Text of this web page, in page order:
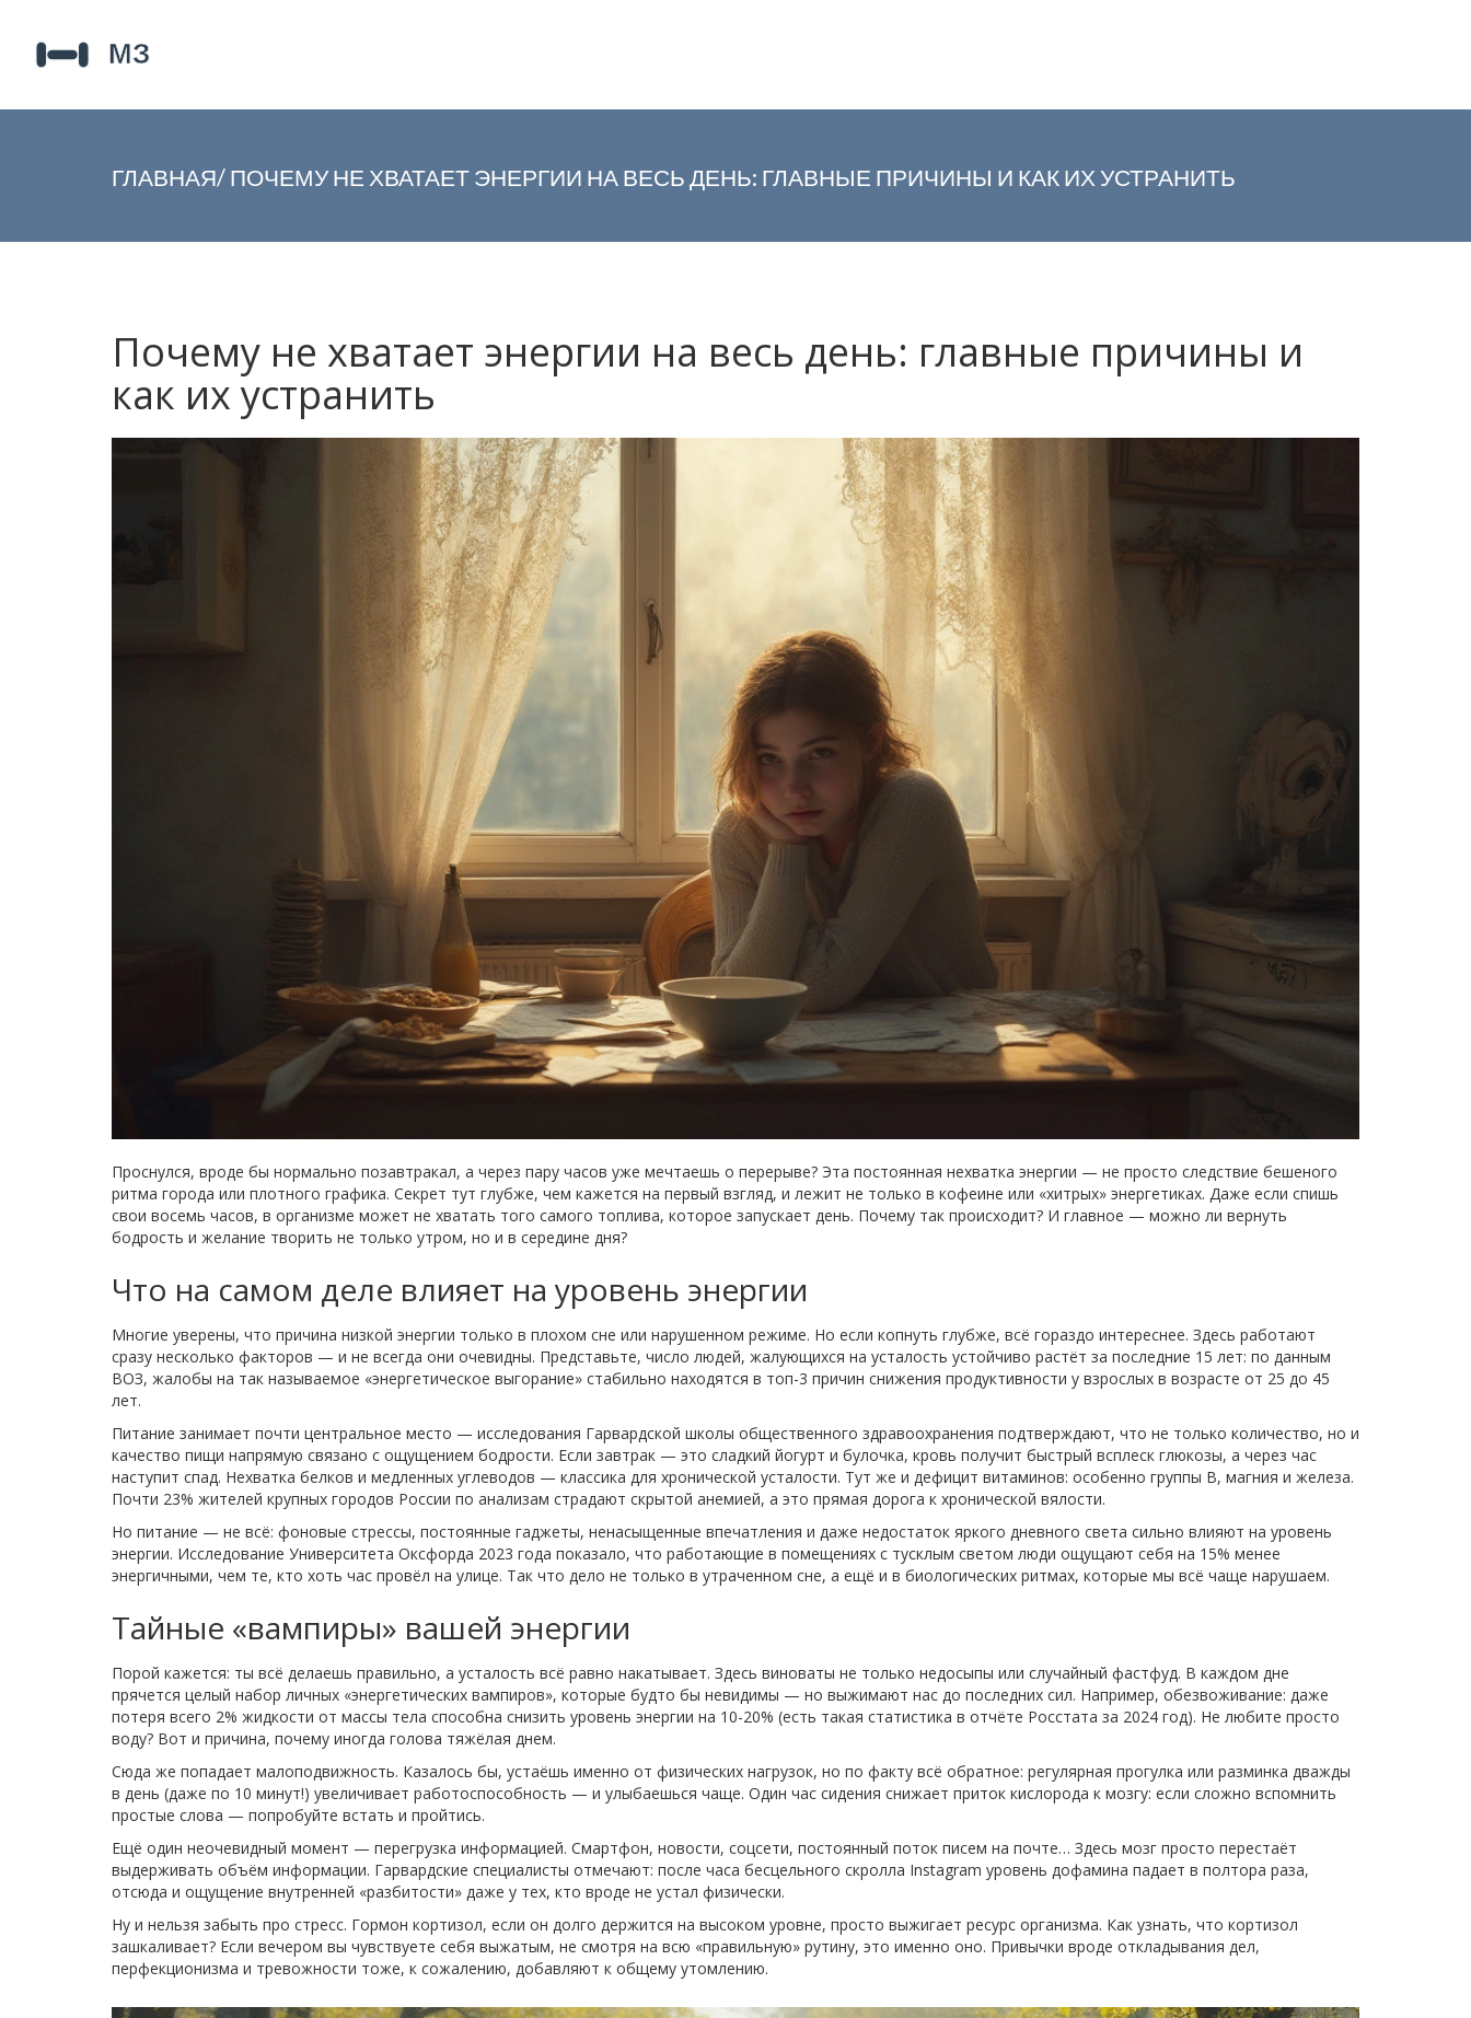
ГЛАВНАЯ/ ПОЧЕМУ НЕ ХВАТАЕТ ЭНЕРГИИ НА ВЕСЬ ДЕНЬ: ГЛАВНЫЕ ПРИЧИНЫ И КАК ИХ УСТРАНИТЬ
Почему не хватает энергии на весь день: главные причины и
как их устранить
Проснулся, вроде бы нормально позавтракал, а через пару часов уже мечтаешь о перерыве? Эта постоянная нехватка энергии — не просто следствие бешеного
ритма города или плотного графика. Секрет тут глубже, чем кажется на первый взгляд, и лежит не только в кофеине или «хитрых» энергетиках. Даже если спишь
свои восемь часов, в организме может не хватать того самого топлива, которое запускает день. Почему так происходит? И главное — можно ли вернуть
бодрость и желание творить не только утром, но и в середине дня?
Что на самом деле влияет на уровень энергии
Многие уверены, что причина низкой энергии только в плохом сне или нарушенном режиме. Но если копнуть глубже, всё гораздо интереснее. Здесь работают
сразу несколько факторов — и не всегда они очевидны. Представьте, число людей, жалующихся на усталость устойчиво растёт за последние 15 лет: по данным
ВОЗ, жалобы на так называемое «энергетическое выгорание» стабильно находятся в топ-3 причин снижения продуктивности у взрослых в возрасте от 25 до 45
лет.
Питание занимает почти центральное место — исследования Гарвардской школы общественного здравоохранения подтверждают, что не только количество, но и
качество пищи напрямую связано с ощущением бодрости. Если завтрак — это сладкий йогурт и булочка, кровь получит быстрый всплеск глюкозы, а через час
наступит спад. Нехватка белков и медленных углеводов — классика для хронической усталости. Тут же и дефицит витаминов: особенно группы B, магния и железа.
Почти 23% жителей крупных городов России по анализам страдают скрытой анемией, а это прямая дорога к хронической вялости.
Но питание — не всё: фоновые стрессы, постоянные гаджеты, ненасыщенные впечатления и даже недостаток яркого дневного света сильно влияют на уровень
энергии. Исследование Университета Оксфорда 2023 года показало, что работающие в помещениях с тусклым светом люди ощущают себя на 15% менее
энергичными, чем те, кто хоть час провёл на улице. Так что дело не только в утраченном сне, а ещё и в биологических ритмах, которые мы всё чаще нарушаем.
Тайные «вампиры» вашей энергии
Порой кажется: ты всё делаешь правильно, а усталость всё равно накатывает. Здесь виноваты не только недосыпы или случайный фастфуд. В каждом дне
прячется целый набор личных «энергетических вампиров», которые будто бы невидимы — но выжимают нас до последних сил. Например, обезвоживание: даже
потеря всего 2% жидкости от массы тела способна снизить уровень энергии на 10-20% (есть такая статистика в отчёте Росстата за 2024 год). Не любите просто
воду? Вот и причина, почему иногда голова тяжёлая днем.
Сюда же попадает малоподвижность. Казалось бы, устаёшь именно от физических нагрузок, но по факту всё обратное: регулярная прогулка или разминка дважды
в день (даже по 10 минут!) увеличивает работоспособность — и улыбаешься чаще. Один час сидения снижает приток кислорода к мозгу: если сложно вспомнить
простые слова — попробуйте встать и пройтись.
Ещё один неочевидный момент — перегрузка информацией. Смартфон, новости, соцсети, постоянный поток писем на почте… Здесь мозг просто перестаёт
выдерживать объём информации. Гарвардские специалисты отмечают: после часа бесцельного скролла Instagram уровень дофамина падает в полтора раза,
отсюда и ощущение внутренней «разбитоcти» даже у тех, кто вроде не устал физически.
Ну и нельзя забыть про стресс. Гормон кортизол, если он долго держится на высоком уровне, просто выжигает ресурс организма. Как узнать, что кортизол
зашкаливает? Если вечером вы чувствуете себя выжатым, не смотря на всю «правильную» рутину, это именно оно. Привычки вроде откладывания дел,
перфекционизма и тревожности тоже, к сожалению, добавляют к общему утомлению.